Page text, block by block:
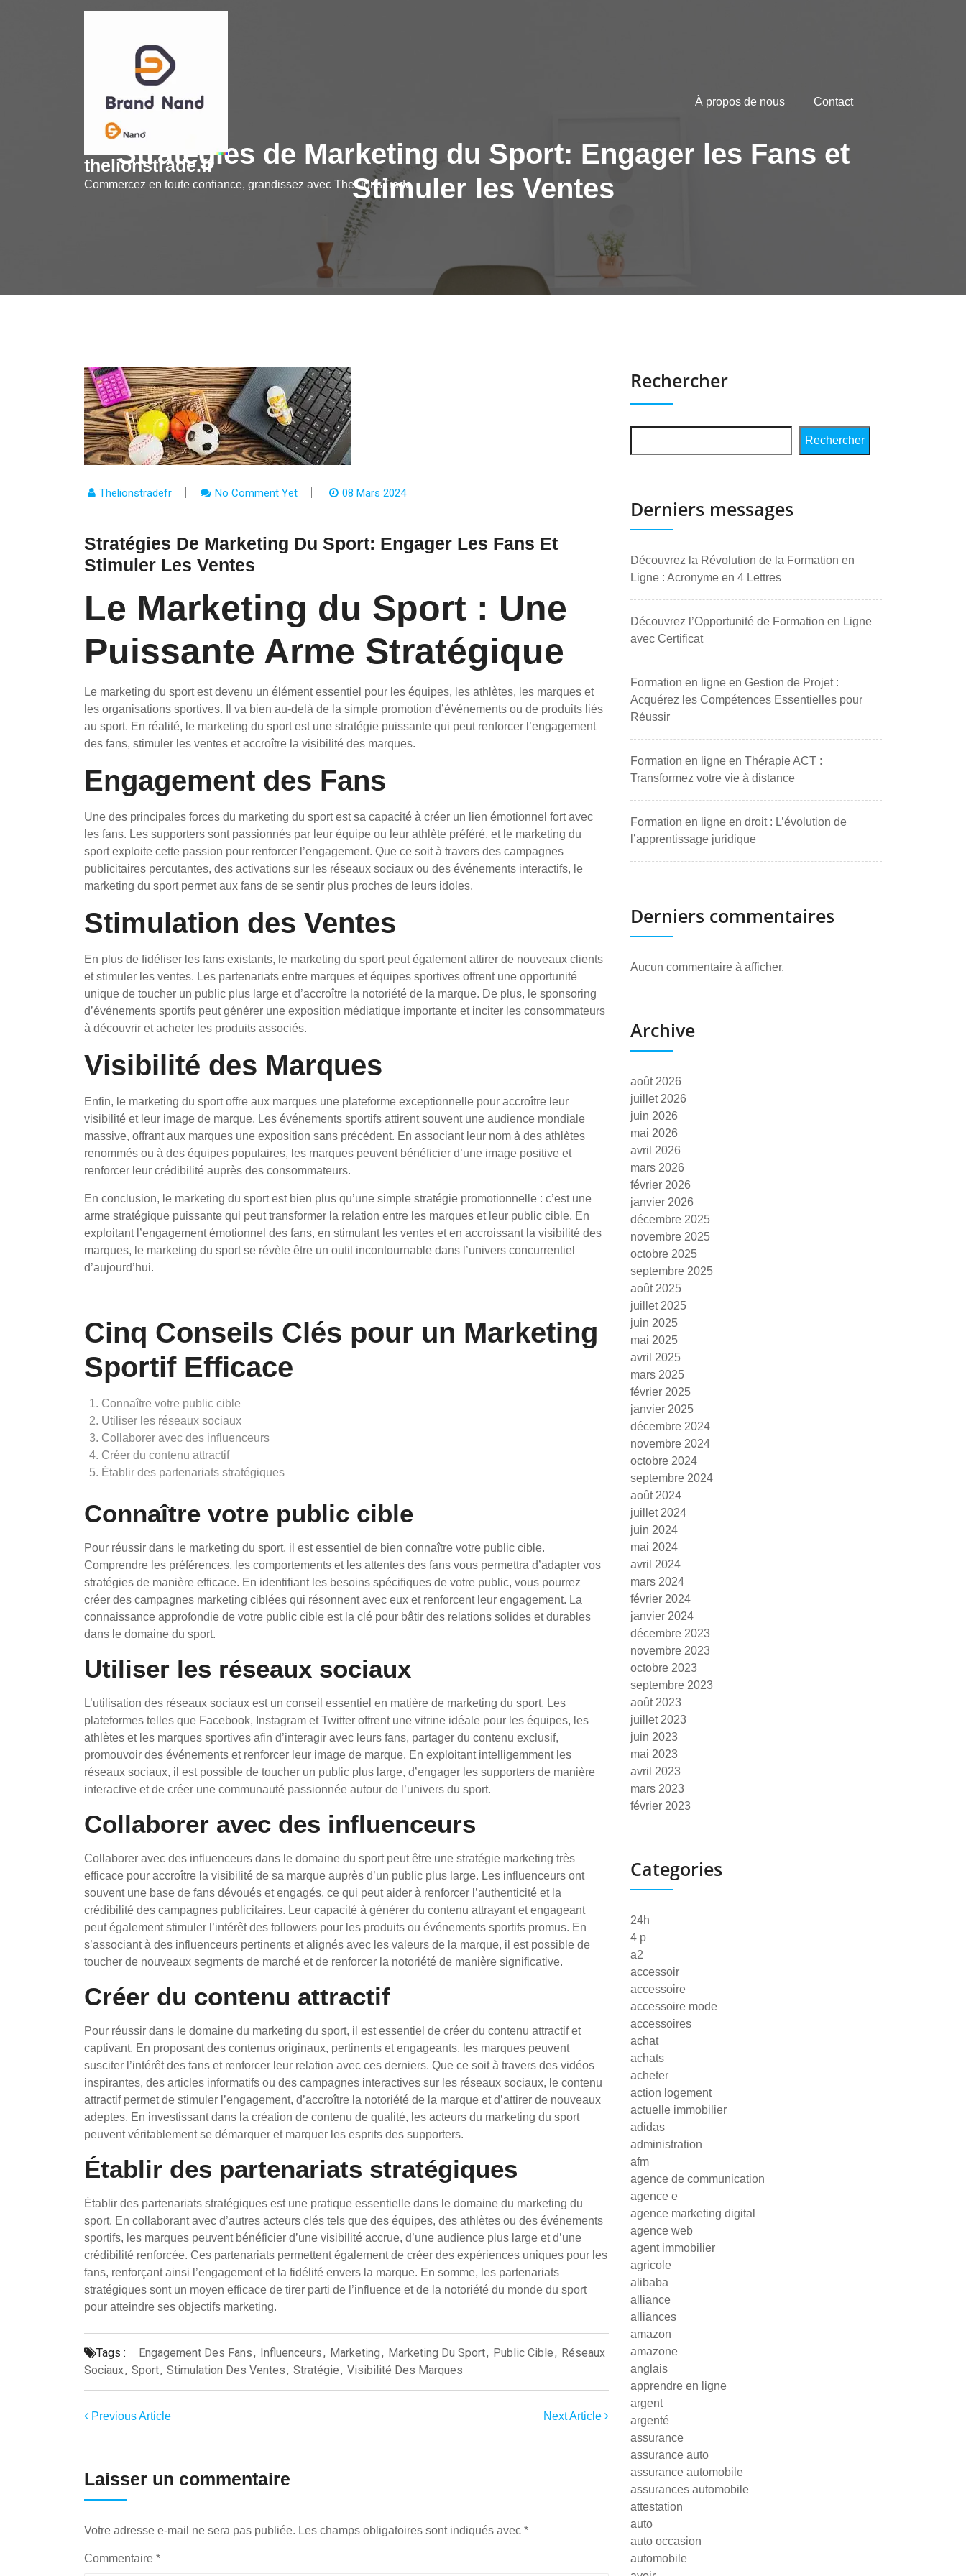
thelionstrade.fr
Commercez en toute confiance, grandissez avec TheLionsTrade
À propos de nous Contact
Stratégies de Marketing du Sport: Engager les Fans et
Stimuler les Ventes
Thelionstradefr No Comment Yet 08 Mars 2024
Stratégies De Marketing Du Sport: Engager Les Fans Et
Stimuler Les Ventes
Le Marketing du Sport : Une
Puissante Arme Stratégique
Le marketing du sport est devenu un élément essentiel pour les équipes, les athlètes, les marques et
les organisations sportives. Il va bien au-delà de la simple promotion d’événements ou de produits liés
au sport. En réalité, le marketing du sport est une stratégie puissante qui peut renforcer l’engagement
des fans, stimuler les ventes et accroître la visibilité des marques.
Engagement des Fans
Une des principales forces du marketing du sport est sa capacité à créer un lien émotionnel fort avec
les fans. Les supporters sont passionnés par leur équipe ou leur athlète préféré, et le marketing du
sport exploite cette passion pour renforcer l’engagement. Que ce soit à travers des campagnes
publicitaires percutantes, des activations sur les réseaux sociaux ou des événements interactifs, le
marketing du sport permet aux fans de se sentir plus proches de leurs idoles.
Stimulation des Ventes
En plus de fidéliser les fans existants, le marketing du sport peut également attirer de nouveaux clients
et stimuler les ventes. Les partenariats entre marques et équipes sportives offrent une opportunité
unique de toucher un public plus large et d’accroître la notoriété de la marque. De plus, le sponsoring
d’événements sportifs peut générer une exposition médiatique importante et inciter les consommateurs
à découvrir et acheter les produits associés.
Visibilité des Marques
Enfin, le marketing du sport offre aux marques une plateforme exceptionnelle pour accroître leur
visibilité et leur image de marque. Les événements sportifs attirent souvent une audience mondiale
massive, offrant aux marques une exposition sans précédent. En associant leur nom à des athlètes
renommés ou à des équipes populaires, les marques peuvent bénéficier d’une image positive et
renforcer leur crédibilité auprès des consommateurs.
En conclusion, le marketing du sport est bien plus qu’une simple stratégie promotionnelle : c’est une
arme stratégique puissante qui peut transformer la relation entre les marques et leur public cible. En
exploitant l’engagement émotionnel des fans, en stimulant les ventes et en accroissant la visibilité des
marques, le marketing du sport se révèle être un outil incontournable dans l’univers concurrentiel
d’aujourd’hui.
Cinq Conseils Clés pour un Marketing
Sportif Efficace
Connaître votre public cible
Utiliser les réseaux sociaux
Collaborer avec des influenceurs
Créer du contenu attractif
Établir des partenariats stratégiques
Connaître votre public cible
Pour réussir dans le marketing du sport, il est essentiel de bien connaître votre public cible.
Comprendre les préférences, les comportements et les attentes des fans vous permettra d’adapter vos
stratégies de manière efficace. En identifiant les besoins spécifiques de votre public, vous pourrez
créer des campagnes marketing ciblées qui résonnent avec eux et renforcent leur engagement. La
connaissance approfondie de votre public cible est la clé pour bâtir des relations solides et durables
dans le domaine du sport.
Utiliser les réseaux sociaux
L’utilisation des réseaux sociaux est un conseil essentiel en matière de marketing du sport. Les
plateformes telles que Facebook, Instagram et Twitter offrent une vitrine idéale pour les équipes, les
athlètes et les marques sportives afin d’interagir avec leurs fans, partager du contenu exclusif,
promouvoir des événements et renforcer leur image de marque. En exploitant intelligemment les
réseaux sociaux, il est possible de toucher un public plus large, d’engager les supporters de manière
interactive et de créer une communauté passionnée autour de l’univers du sport.
Collaborer avec des influenceurs
Collaborer avec des influenceurs dans le domaine du sport peut être une stratégie marketing très
efficace pour accroître la visibilité de sa marque auprès d’un public plus large. Les influenceurs ont
souvent une base de fans dévoués et engagés, ce qui peut aider à renforcer l’authenticité et la
crédibilité des campagnes publicitaires. Leur capacité à générer du contenu attrayant et engageant
peut également stimuler l’intérêt des followers pour les produits ou événements sportifs promus. En
s’associant à des influenceurs pertinents et alignés avec les valeurs de la marque, il est possible de
toucher de nouveaux segments de marché et de renforcer la notoriété de manière significative.
Créer du contenu attractif
Pour réussir dans le domaine du marketing du sport, il est essentiel de créer du contenu attractif et
captivant. En proposant des contenus originaux, pertinents et engageants, les marques peuvent
susciter l’intérêt des fans et renforcer leur relation avec ces derniers. Que ce soit à travers des vidéos
inspirantes, des articles informatifs ou des campagnes interactives sur les réseaux sociaux, le contenu
attractif permet de stimuler l’engagement, d’accroître la notoriété de la marque et d’attirer de nouveaux
adeptes. En investissant dans la création de contenu de qualité, les acteurs du marketing du sport
peuvent véritablement se démarquer et marquer les esprits des supporters.
Établir des partenariats stratégiques
Établir des partenariats stratégiques est une pratique essentielle dans le domaine du marketing du
sport. En collaborant avec d’autres acteurs clés tels que des équipes, des athlètes ou des événements
sportifs, les marques peuvent bénéficier d’une visibilité accrue, d’une audience plus large et d’une
crédibilité renforcée. Ces partenariats permettent également de créer des expériences uniques pour les
fans, renforçant ainsi l’engagement et la fidélité envers la marque. En somme, les partenariats
stratégiques sont un moyen efficace de tirer parti de l’influence et de la notoriété du monde du sport
pour atteindre ses objectifs marketing.
Tags : Engagement Des Fans, Influenceurs, Marketing, Marketing Du Sport, Public Cible, Réseaux
Sociaux, Sport, Stimulation Des Ventes, Stratégie, Visibilité Des Marques
Previous Article Next Article
Laisser un commentaire
Votre adresse e-mail ne sera pas publiée. Les champs obligatoires sont indiqués avec *
Commentaire *
Rechercher
Rechercher
Derniers messages
Découvrez la Révolution de la Formation en
Ligne : Acronyme en 4 Lettres
Découvrez l’Opportunité de Formation en Ligne
avec Certificat
Formation en ligne en Gestion de Projet :
Acquérez les Compétences Essentielles pour
Réussir
Formation en ligne en Thérapie ACT :
Transformez votre vie à distance
Formation en ligne en droit : L’évolution de
l’apprentissage juridique
Derniers commentaires
Aucun commentaire à afficher.
Archive
août 2026
juillet 2026
juin 2026
mai 2026
avril 2026
mars 2026
février 2026
janvier 2026
décembre 2025
novembre 2025
octobre 2025
septembre 2025
août 2025
juillet 2025
juin 2025
mai 2025
avril 2025
mars 2025
février 2025
janvier 2025
décembre 2024
novembre 2024
octobre 2024
septembre 2024
août 2024
juillet 2024
juin 2024
mai 2024
avril 2024
mars 2024
février 2024
janvier 2024
décembre 2023
novembre 2023
octobre 2023
septembre 2023
août 2023
juillet 2023
juin 2023
mai 2023
avril 2023
mars 2023
février 2023
Categories
24h
4 p
a2
accessoir
accessoire
accessoire mode
accessoires
achat
achats
acheter
action logement
actuelle immobilier
adidas
administration
afm
agence de communication
agence e
agence marketing digital
agence web
agent immobilier
agricole
alibaba
alliance
alliances
amazon
amazone
anglais
apprendre en ligne
argent
argenté
assurance
assurance auto
assurance automobile
assurances automobile
attestation
auto
auto occasion
automobile